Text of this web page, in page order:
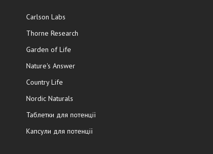
Carlson Labs
Thorne Research
Garden of Life
Nature's Answer
Country Life
Nordic Naturals
Таблетки для потенції
Капсули для потенції